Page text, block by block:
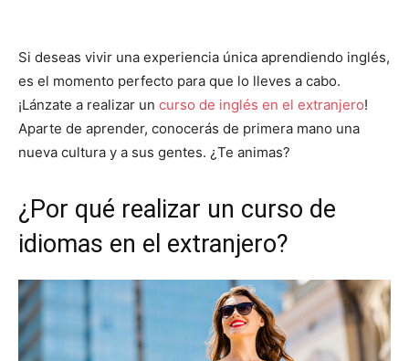
Si deseas vivir una experiencia única aprendiendo inglés,
es el momento perfecto para que lo lleves a cabo.
¡Lánzate a realizar un curso de inglés en el extranjero!
Aparte de aprender, conocerás de primera mano una
nueva cultura y a sus gentes. ¿Te animas?
¿Por qué realizar un curso de
idiomas en el extranjero?